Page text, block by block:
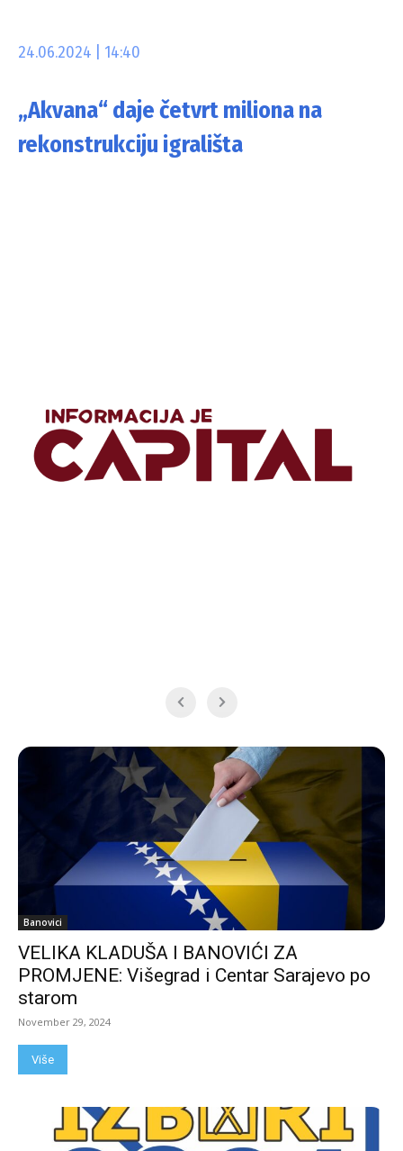
24.06.2024 | 14:40
„Akvana“ daje četvrt miliona na
rekonstrukciju igrališta
Banovici
VELIKA KLADUŠA I BANOVIĆI ZA
PROMJENE: Višegrad i Centar Sarajevo po
starom
November 29, 2024
Više